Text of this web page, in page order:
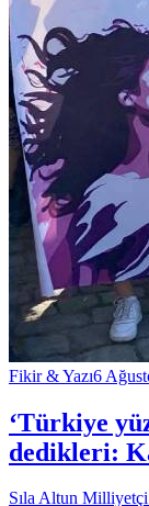
Fikir & Yazı6
‘Türkiye
dedikleri:
Sıla Altun